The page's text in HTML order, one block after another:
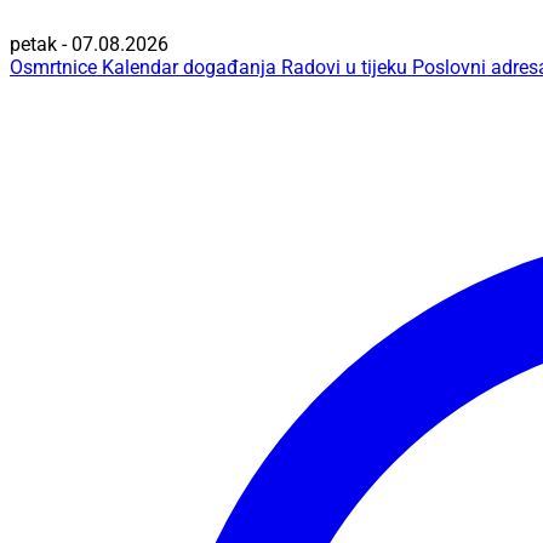
petak - 07.08.2026
Osmrtnice Kalendar događanja Radovi u tijeku Poslovni